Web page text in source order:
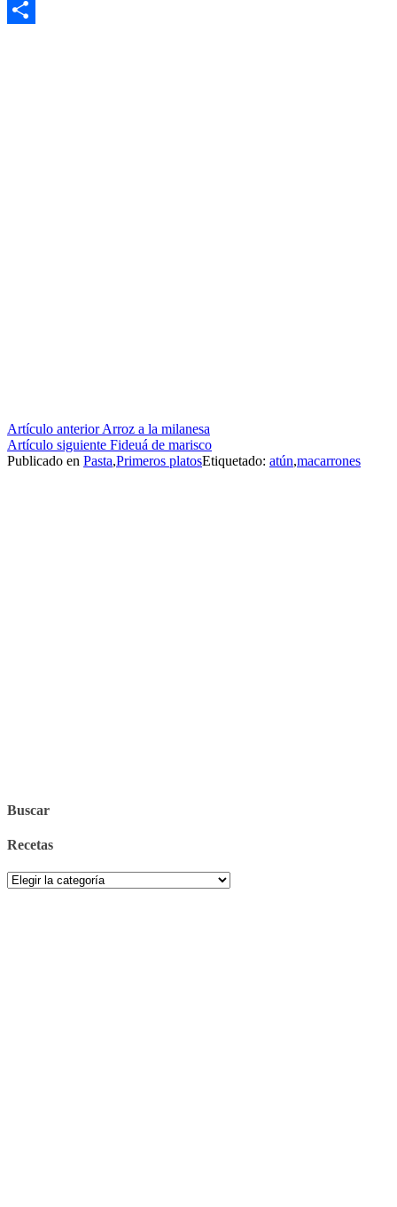
Print
Seguir
leyendo
Artículo anteriorArroz a la milanesa
Artículo siguiente Fideuá de marisco
Publicado en Pasta,Primeros platosEtiquetado: atún,macarrones
Buscar
Recetas
Recetas